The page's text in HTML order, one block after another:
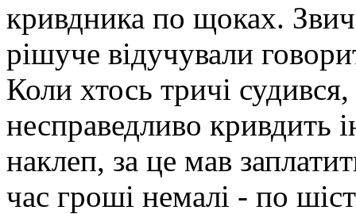
кривдника по щоках.
рішуче відучували
Коли хтось тричі
несправедливо кривдить
наклеп, за це мав
час гроші немалі - по